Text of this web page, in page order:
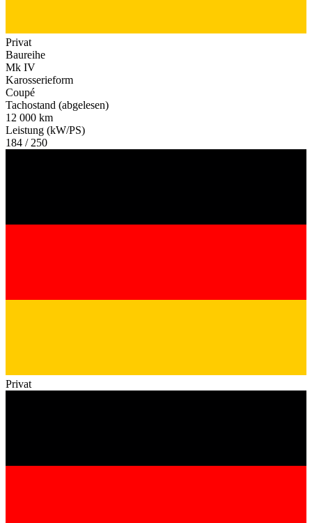
Privat
Baureihe
Mk IV
Karosserieform
Coupé
Tachostand (abgelesen)
12 000 km
Leistung (kW/PS)
184 / 250
Privat